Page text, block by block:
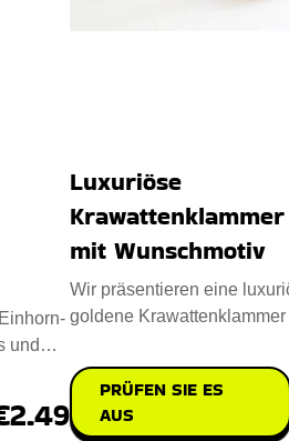
und
Luxuriöse
mit Wunschmotiv
Wir präsentieren eine
goldene Krawattenklammer
PRÜFEN SIE ES
AUS